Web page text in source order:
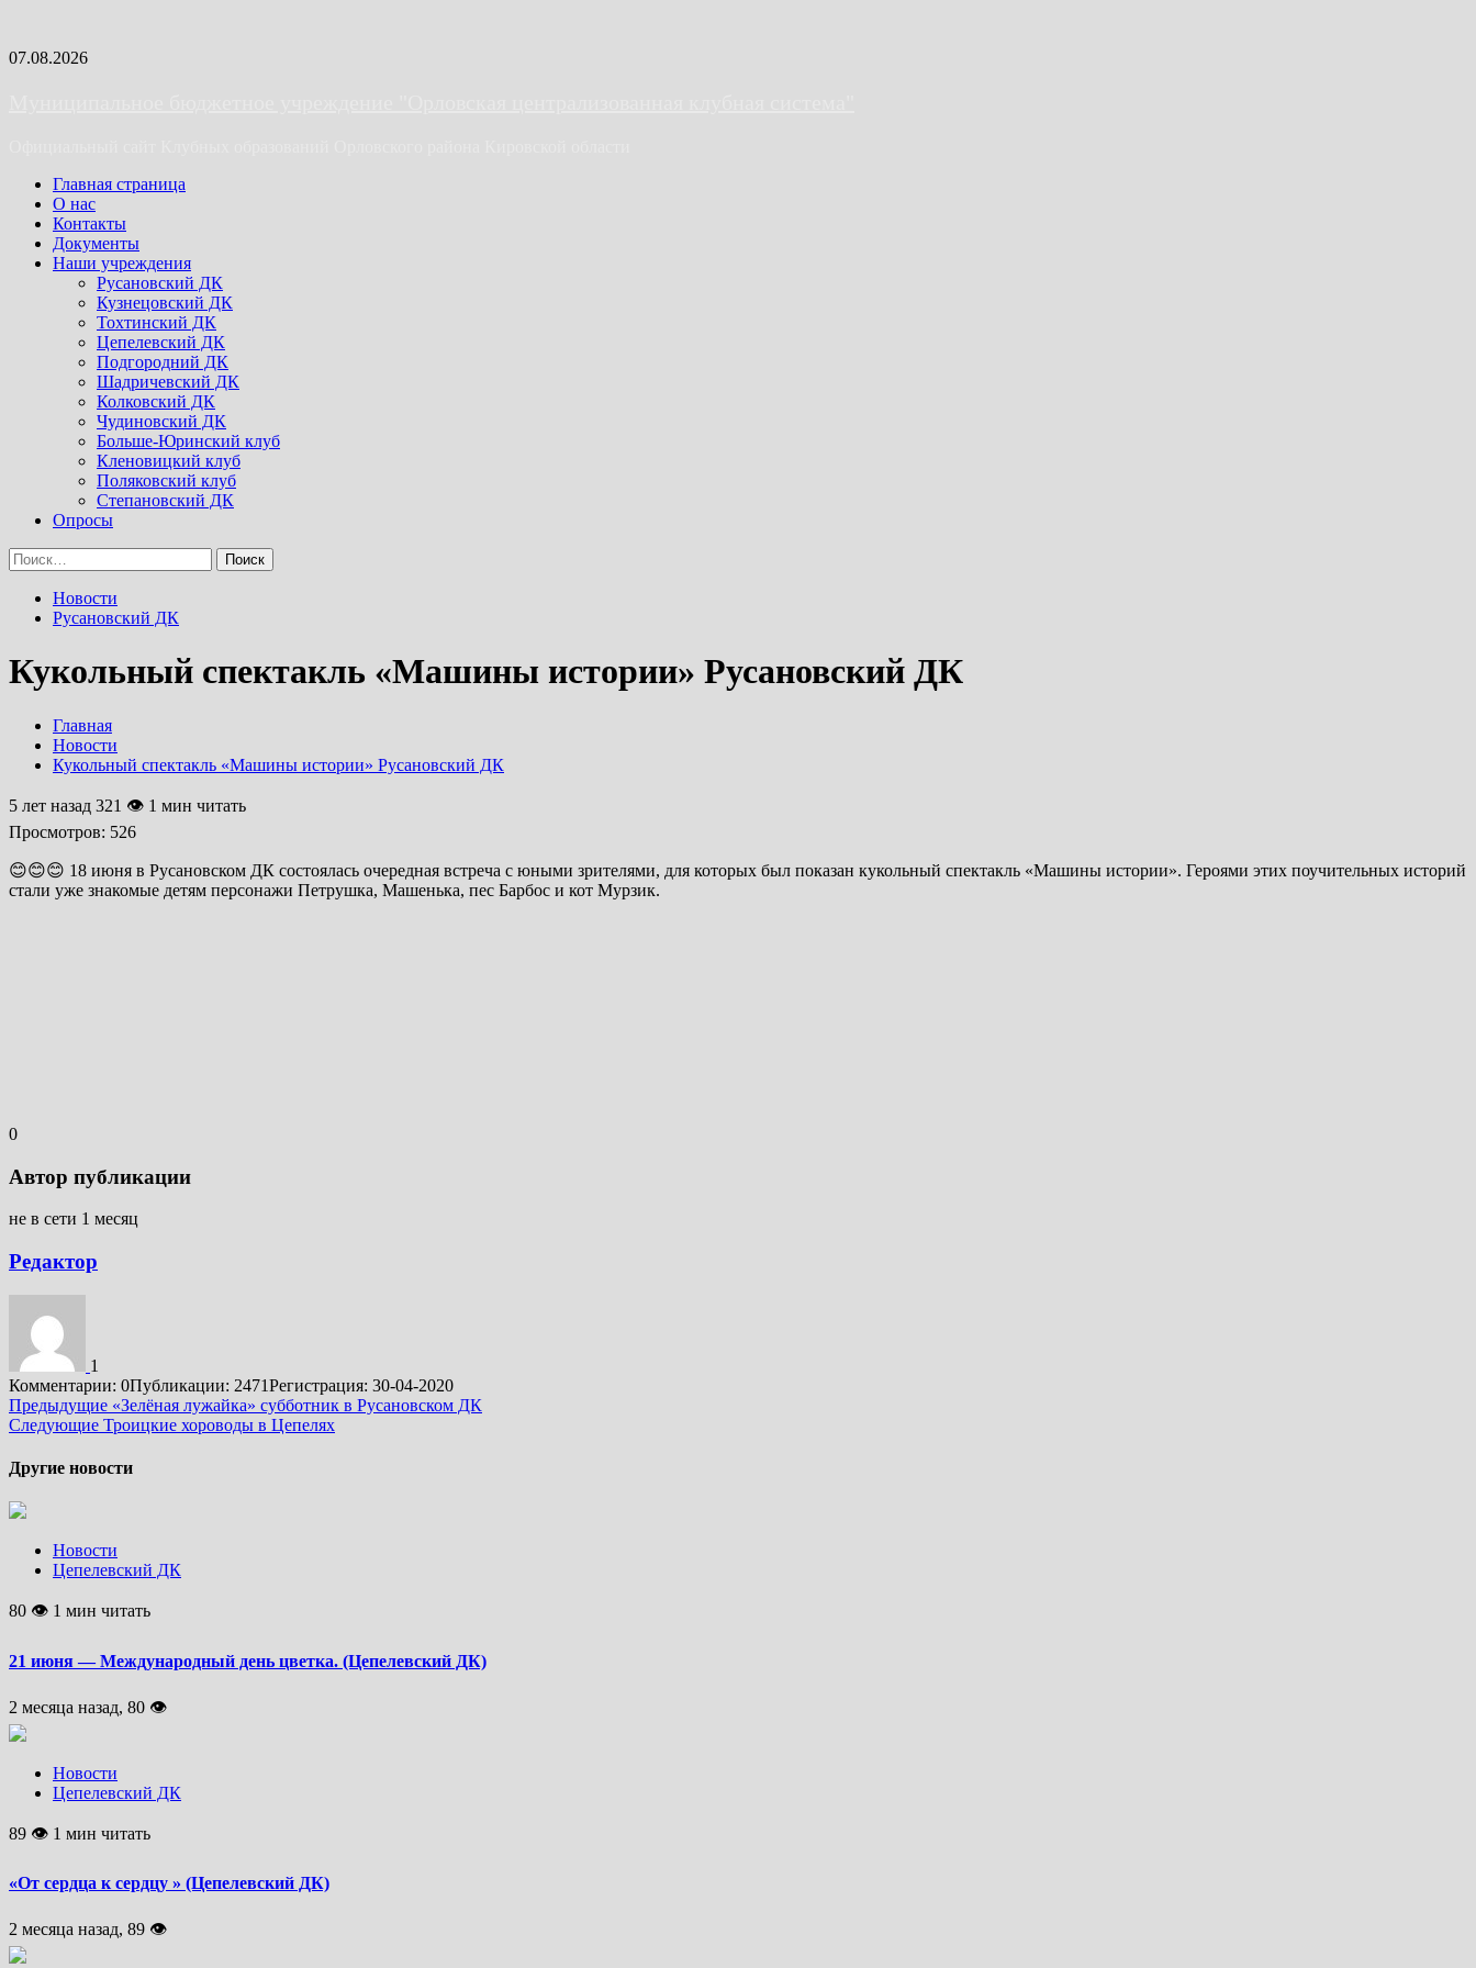
Skip
07.08.2026
Primary
Menu
Главная страница
О нас
Контакты
Документы
Наши учреждения
Русановский ДК
Кузнецовский ДК
Тохтинский ДК
Цепелевский ДК
Подгородний ДК
Шадричевский ДК
Колковский ДК
Чудиновский ДК
Больше-Юринский клуб
Кленовицкий клуб
Поляковский клуб
Степановский ДК
Опросы
Найти:
Новости
Русановский ДК
Кукольный спектакль «Машины истории» Русановский ДК
Главная
Новости
Кукольный спектакль «Машины истории» Русановский ДК
5 лет назад 321 👁 1 мин читать
Просмотров: 526
😊😊😊 18 июня в Русановском ДК состоялась очередная встреча с юными зрителями, для которых был показан кукольный спектакль «Машины истории». Героями этих поучительных историй
стали уже знакомые детям персонажи Петрушка, Машенька, пес Барбос и кот Мурзик.
0
Автор публикации
не в сети 1 месяц
Редактор
1
Комментарии: 0Публикации: 2471Регистрация: 30-04-2020
Подробнее
Предыдущие «Зелёная лужайка» субботник в Русановском ДК
Следующие Троицкие хороводы в Цепелях
Другие новости
Новости
Цепелевский ДК
80 👁 1 мин читать
21 июня — Международный день цветка. (Цепелевский ДК)
2 месяца назад, 80 👁
Новости
Цепелевский ДК
89 👁 1 мин читать
«От сердца к сердцу » (Цепелевский ДК)
2 месяца назад, 89 👁